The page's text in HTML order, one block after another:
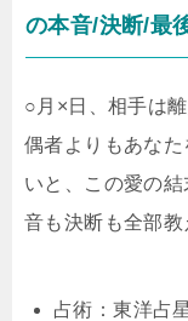
の本音/決断/最
○月×日、相手は
偶者よりもあな
いと、この愛の
音も決断も全部教
占術：東洋占